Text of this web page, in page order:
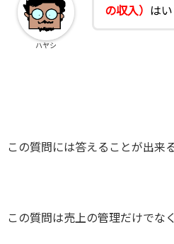
の収入） は
ハヤシ
この質問には答えることが出来
この質問は売上の管理だけでなく